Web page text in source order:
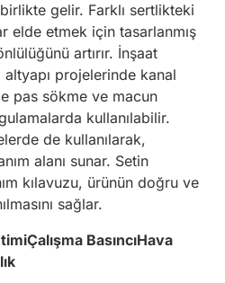
birlikte gelir. Farklı sertlikteki
elde etmek için tasarlanmış
artırır. İnşaat
projelerinde kanal
pas sökme ve macun
kullanılabilir.
de kullanılarak,
alanı sunar. Setin
kılavuzu, ürünün doğru ve
sağlar.
Çalışma BasıncıHava